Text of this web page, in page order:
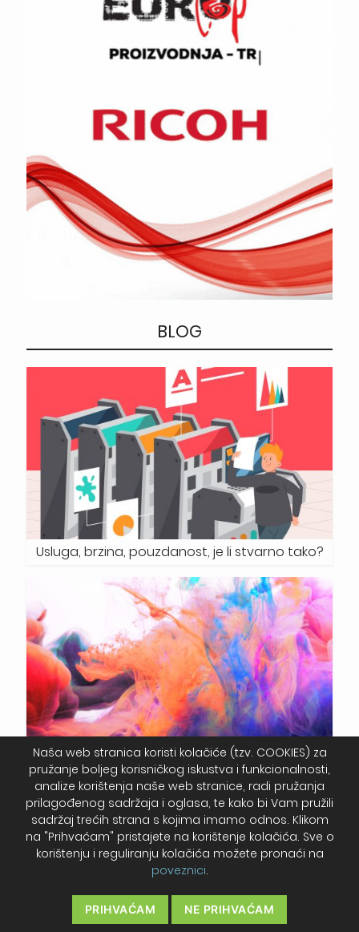
BLOG
Usluga, brzina, pouzdanost, je li stvarno tako?
Digitalni pigmentni tekstilni tisak – nova
dimenzija čarobnog pigmenta!
Naša web stranica koristi kolačiće (tzv. COOKIES) za
pružanje boljeg korisničkog iskustva i funkcionalnosti,
analize korištenja naše web stranice, radi pružanja
prilagođenog sadržaja i oglasa, te kako bi Vam pružili
sadržaj trećih strana s kojima imamo odnos. Klikom
na "Prihvaćam" pristajete na korištenje kolačića. Sve o
korištenju i reguliranju kolačića možete pronaći na
poveznici.
PRIHVAĆAM NE PRIHVAĆAM